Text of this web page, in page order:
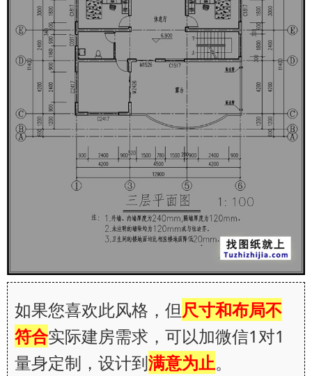
如果您喜欢此风格，但尺寸和布局不
符合实际建房需求，可以加微信1对1
量身定制，设计到满意为止。